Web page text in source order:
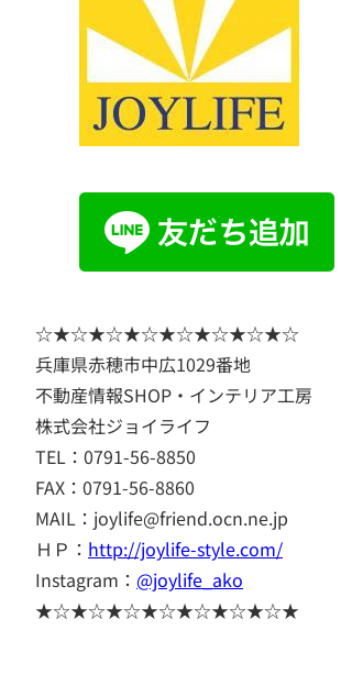
☆★☆★☆★☆★☆★☆★☆★☆
兵庫県赤穂市中広1029番地
不動産情報SHOP・インテリア工房
株式会社ジョイライフ
TEL：0791-56-8850
FAX：0791-56-8860
MAIL：joylife@friend.ocn.ne.jp
ＨＰ： http://joylife-style.com/
Instagram： @joylife_ako
★☆★☆★☆★☆★☆★☆★☆★